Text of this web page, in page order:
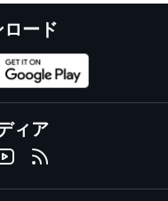
ード
ィア